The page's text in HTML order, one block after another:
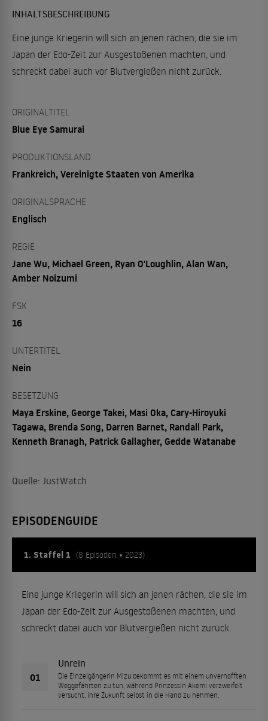
INHALTSBESCHREIBUNG
Eine junge Kriegerin will sich an jenen rächen, die sie im
Japan der Edo-Zeit zur Ausgestoßenen machten, und
schreckt dabei auch vor Blutvergießen nicht zurück.
ORIGINALTITEL
Blue Eye Samurai
PRODUKTIONSLAND
Frankreich, Vereinigte Staaten von Amerika
ORIGINALSPRACHE
Englisch
REGIE
Jane Wu, Michael Green, Ryan O'Loughlin, Alan Wan,
Amber Noizumi
FSK
16
UNTERTITEL
Nein
BESETZUNG
Maya Erskine, George Takei, Masi Oka, Cary-Hiroyuki
Tagawa, Brenda Song, Darren Barnet, Randall Park,
Kenneth Branagh, Patrick Gallagher, Gedde Watanabe
Quelle: JustWatch
EPISODENGUIDE
1. Staffel 1 (8 Episoden • 2023)
Eine junge Kriegerin will sich an jenen rächen, die sie im
Japan der Edo-Zeit zur Ausgestoßenen machten, und
schreckt dabei auch vor Blutvergießen nicht zurück.
01
Unrein
Die Einzelgängerin Mizu bekommt es mit einem unverhofften
Weggefährten zu tun, während Prinzessin Akemi verzweifelt
versucht, ihre Zukunft selbst in die Hand zu nehmen.